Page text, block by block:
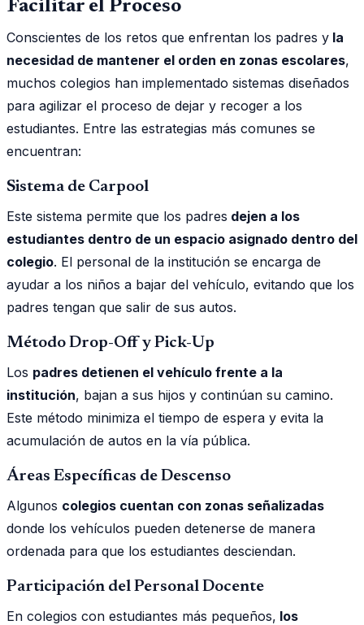
Facilitar el Proceso
Conscientes de los retos que enfrentan los padres y la
necesidad de mantener el orden en zonas escolares,
muchos colegios han implementado sistemas diseñados
para agilizar el proceso de dejar y recoger a los
estudiantes. Entre las estrategias más comunes se
encuentran:
Sistema de Carpool
Este sistema permite que los padres dejen a los
estudiantes dentro de un espacio asignado dentro del
colegio. El personal de la institución se encarga de
ayudar a los niños a bajar del vehículo, evitando que los
padres tengan que salir de sus autos.
Método Drop-Off y Pick-Up
Los padres detienen el vehículo frente a la
institución, bajan a sus hijos y continúan su camino.
Este método minimiza el tiempo de espera y evita la
acumulación de autos en la vía pública.
Áreas Específicas de Descenso
Algunos colegios cuentan con zonas señalizadas
donde los vehículos pueden detenerse de manera
ordenada para que los estudiantes desciendan.
Participación del Personal Docente
En colegios con estudiantes más pequeños, los